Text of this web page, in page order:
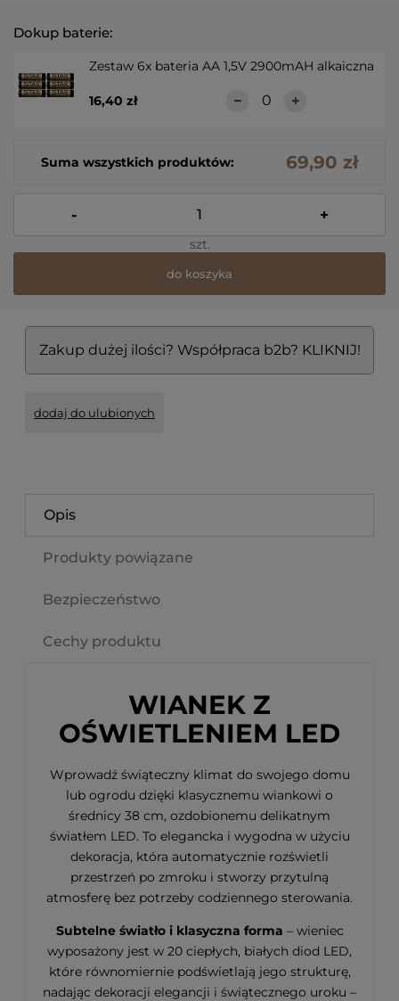
Dokup baterie:
Zestaw 6x bateria AA 1,5V 2900mAH alkaiczna
16,40 zł
Suma wszystkich produktów: 69,90 zł
- +
szt.
do koszyka
Zakup dużej ilości? Współpraca b2b? KLIKNIJ!
dodaj do ulubionych
Opis
Produkty powiązane
Bezpieczeństwo
Cechy produktu
WIANEK Z
OŚWIETLENIEM LED
Wprowadź świąteczny klimat do swojego domu
lub ogrodu dzięki klasycznemu wiankowi o
średnicy 38 cm, ozdobionemu delikatnym
światłem LED. To elegancka i wygodna w użyciu
dekoracja, która automatycznie rozświetli
przestrzeń po zmroku i stworzy przytulną
atmosferę bez potrzeby codziennego sterowania.
Subtelne światło i klasyczna forma – wieniec
wyposażony jest w 20 ciepłych, białych diod LED,
które równomiernie podświetlają jego strukturę,
nadając dekoracji elegancji i świątecznego uroku –